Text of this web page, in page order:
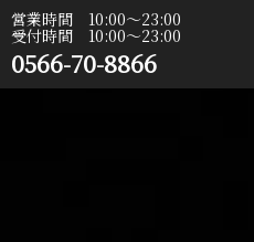
営業時間 10:00〜23:00
受付時間 10:00〜23:00
0566-70-8866